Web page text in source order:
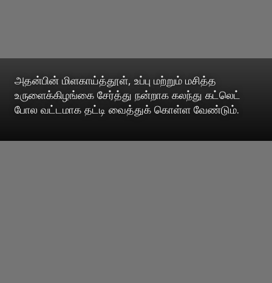
அதன்பின் மிளகாய்த்தூள், உப்பு மற்றும் மசித்த
உருளைக்கிழங்கை சேர்த்து நன்றாக கலந்து கட்லெட்
போல வட்டமாக தட்டி வைத்துக் கொள்ள வேண்டும்.